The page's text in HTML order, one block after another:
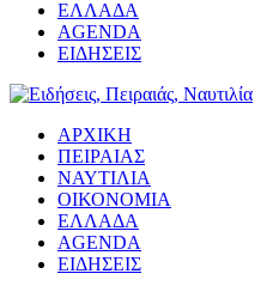
ΕΛΛΑΔΑ
AGENDA
ΕΙΔΗΣΕΙΣ
ΑΡΧΙΚΗ
ΠΕΙΡΑΙΑΣ
ΝΑΥΤΙΛΙΑ
ΟΙΚΟΝΟΜΙΑ
ΕΛΛΑΔΑ
AGENDA
ΕΙΔΗΣΕΙΣ